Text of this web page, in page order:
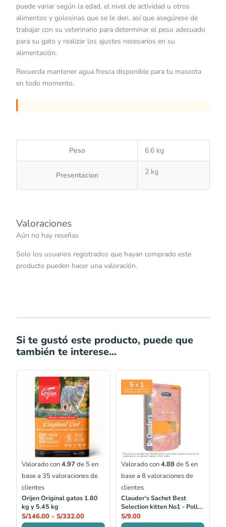
puede variar según la edad, el nivel de actividad u otros
alimentos y golosinas que se le den, así que asegúrese de
trabajar con su veterinario para determinar el peso adecuado
para su gato y realizar los ajustes necesarios en su
alimentación.
Recuerda mantener agua fresca disponible para tu mascota
en todo momento.
Peso 6.6 kg
Presentacion 2 kg
Valoraciones
Aún no hay reseñas
Solo los usuarios registrados que hayan comprado este
producto pueden hacer una valoración.
Si te gustó este producto, puede que
también te interese...
Valorado con4.97 de 5 en
base a 35valoraciones de
clientes
Orijen Original gatos 1.80
kg y 5.45 kg
S/146.00 - S/332.00
Rango
de
precios:
desde
hasta
S/332.00
Valorado con4.88de 5 en
base a 8valoraciones de
clientes
Clauder's Sachet Best
Selection kitten No1 - Pollo
Fino
S/9.00